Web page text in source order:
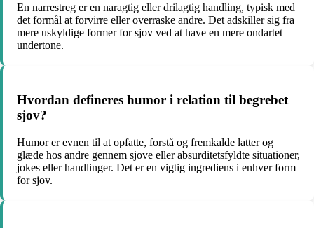
En narrestreg er en naragtig eller drilagtig handling, typisk med
det formål at forvirre eller overraske andre. Det adskiller sig fra
mere uskyldige former for sjov ved at have en mere ondartet
undertone.
Hvordan defineres humor i relation til begrebet
sjov?
Humor er evnen til at opfatte, forstå og fremkalde latter og
glæde hos andre gennem sjove eller absurditetsfyldte situationer,
jokes eller handlinger. Det er en vigtig ingrediens i enhver form
for sjov.